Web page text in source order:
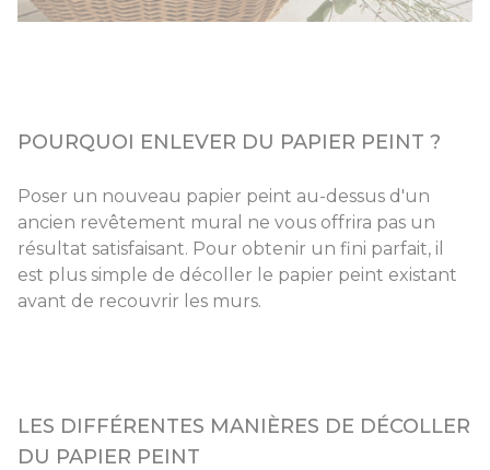
POURQUOI ENLEVER DU PAPIER PEINT ?
Poser un nouveau papier peint au-dessus d'un
ancien revêtement mural ne vous offrira pas un
résultat satisfaisant. Pour obtenir un fini parfait, il
est plus simple de décoller le papier peint existant
avant de recouvrir les murs.
LES DIFFÉRENTES MANIÈRES DE DÉCOLLER
DU PAPIER PEINT